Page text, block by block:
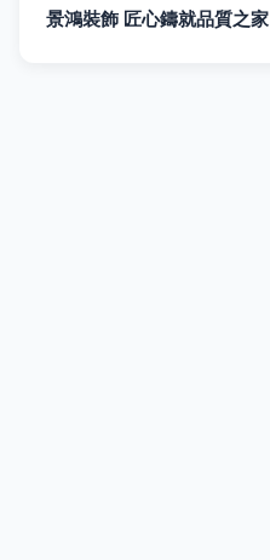
景鴻裝飾 匠心鑄就品質之家